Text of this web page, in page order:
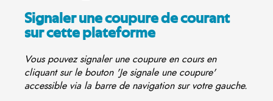
Signaler une coupure de courant
sur cette plateforme
Vous pouvez signaler une coupure en cours en
cliquant sur le bouton 'Je signale une coupure'
accessible via la barre de navigation sur votre gauche.